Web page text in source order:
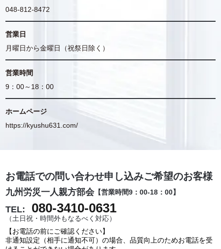
048-812-8472
営業日
月曜日から金曜日（祝祭日除く）
営業時間
9：00～18：00
ホームページ
https://kyushu631.com/
お電話での問い合わせ申し込みご希望のお客様
九州労災一人親方部会【営業時間9：00-18：00】
TEL: 080-3410-0631
（土日祝・時間外もなるべく対応）
【お電話の前にご確認ください】
非通知設定（相手に通知不可）の場合、品質向上のためお電話を受